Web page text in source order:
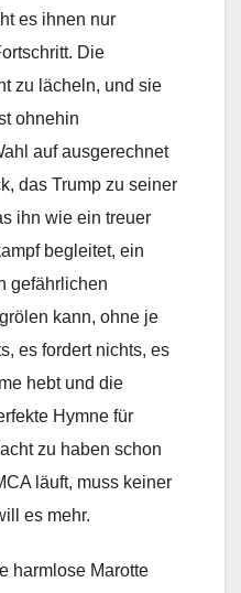
es ihnen nur
Die
zu lächeln, und sie
ohnehin
auf ausgerechnet
das Trump zu seiner
ihn wie ein treuer
begleitet, ein
gefährlichen
kann, ohne je
es fordert nichts, es
hebt und die
Hymne für
zu haben schon
läuft, muss keiner
es mehr.
harmlose Marotte